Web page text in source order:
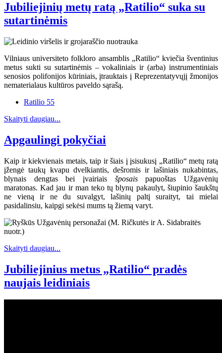
Jubiliejinių metų ratą „Ratilio“ suka su
sutartinėmis
Vilniaus universiteto folkloro ansamblis „Ratilio“ kviečia šventinius
metus sukti su sutartinėmis – vokaliniais ir (arba) instrumentiniais
senosios polifonijos kūriniais, įtrauktais į Reprezentatyvųjį žmonijos
nematerialaus kultūros paveldo sąrašą.
Ratilio 55
Skaityti daugiau...
Apgaulingi pokyčiai
Kaip ir kiekvienais metais, taip ir šiais į įsisukusį „Ratilio“ metų ratą
įžengė taukų kvapu dvelkiantis, dešromis ir lašiniais nukabintas,
blynais dengtas bei įvairiais šposaispapuoštas Užgavėnių
maratonas. Kad jau ir man teko tų blynų pakaulyt, šiupinio šaukštų
ne vieną ir ne du suvalgyt, lašinių paltį suraityt, tai mielai
pasidalinsiu, kaipgi sekėsi mums tą žiemą varyt.
Skaityti daugiau...
Jubiliejinius metus „Ratilio“ pradės
naujais leidiniais